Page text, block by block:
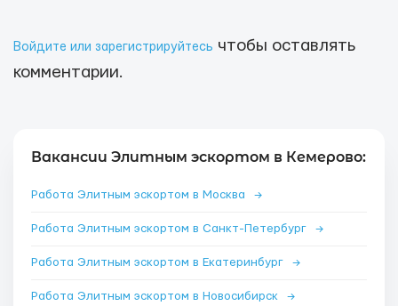
Войдите или зарегистрируйтесь чтобы оставлять
комментарии.
Вакансии Элитным эскортом в Кемерово:
Работа Элитным эскортом в Москва →
Работа Элитным эскортом в Санкт-Петербург →
Работа Элитным эскортом в Екатеринбург →
Работа Элитным эскортом в Новосибирск →